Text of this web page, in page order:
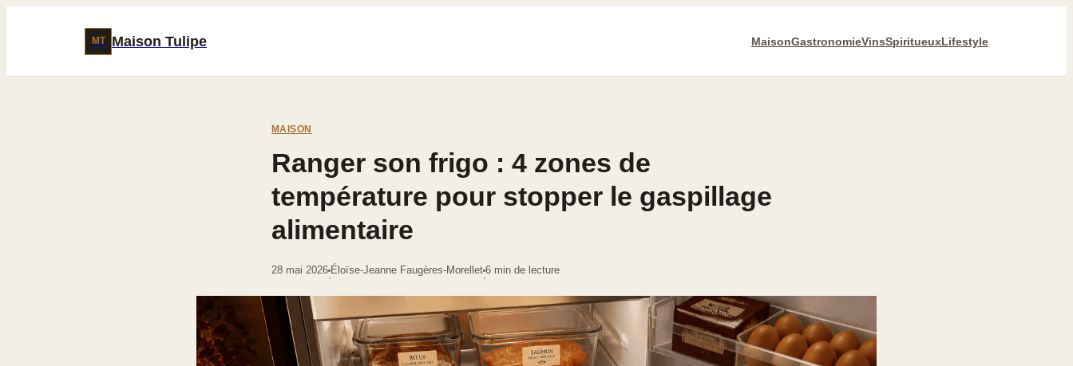
MT Maison Tulipe MaisonGastronomieVinsSpiritueuxLifestyle
MAISON
Ranger son frigo : 4 zones de
température pour stopper le gaspillage
alimentaire
28 mai 2026
·
Éloïse-Jeanne Faugères-Morellet
·
6 min de lecture